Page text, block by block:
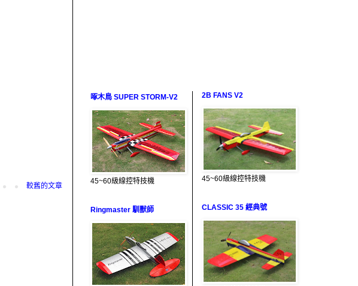
較舊的文章
啄木鳥 SUPER STORM-V2
45~60級線控特技機
Ringmaster 馴獸師
2B FANS V2
45~60級線控特技機
CLASSIC 35 經典號